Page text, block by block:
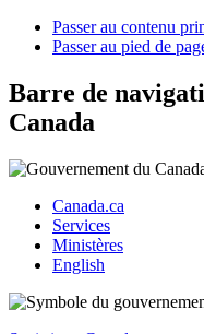
Passer au contenu
Passer au pied de
Barre de
Canada
Canada.ca
Services
Ministères
English